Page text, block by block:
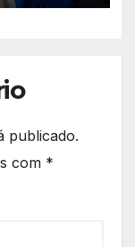
publicado.
com *